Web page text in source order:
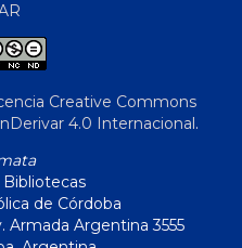
Creative Commons
4.0 Internacional.
de Córdoba
Armada Argentina 3555